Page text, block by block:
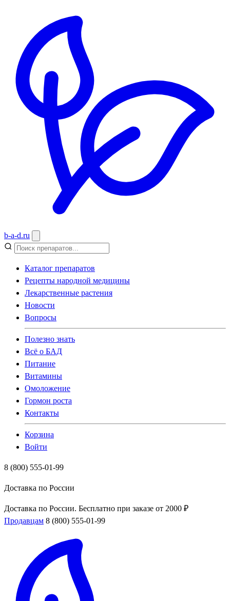
b-a-d.ru
Каталог препаратов
Рецепты народной медицины
Лекарственные растения
Новости
Вопросы
Полезно знать
Всё о БАД
Питание
Витамины
Омоложение
Гормон роста
Контакты
Корзина
Войти
8 (800) 555-01-99
Доставка по России
Доставка по России. Бесплатно при заказе от 2000 ₽
Продавцам 8 (800) 555-01-99